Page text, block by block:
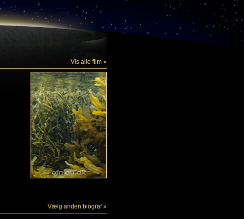
Vis alle film »
Vælg anden biograf »